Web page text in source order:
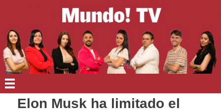
EN PORTADA
Elon Musk ha limitado el